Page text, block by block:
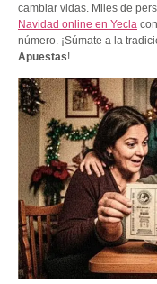
cambiar vidas. Miles de
Navidad online en Yecla
número. ¡Súmate a la
Apuestas!